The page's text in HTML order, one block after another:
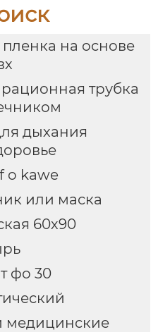
на основе
трубка
дыхания
o kawe
или маска
60х90
фо 30
медицинские